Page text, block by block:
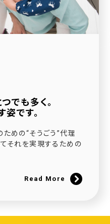
でも多く。
です。
めの“そうごう”代理
てそれを実現するための
Read More